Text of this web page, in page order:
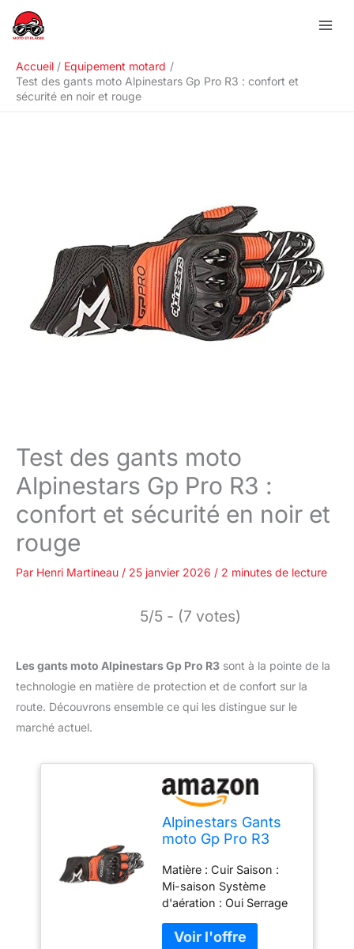
Accueil
Equipement motard
Test des gants moto Alpinestars Gp Pro R3 : confort et
sécurité en noir et rouge
Test des gants moto
Alpinestars Gp Pro R3 :
confort et sécurité en noir et
rouge
Par Henri Martineau / 25 janvier 2026 / 2 minutes de lecture
5/5 - (7 votes)
Les gants moto Alpinestars Gp Pro R3 sont à la pointe de la
technologie en matière de protection et de confort sur la
route. Découvrons ensemble ce qui les distingue sur le
marché actuel.
Alpinestars Gants
moto Gp Pro R3
Fluo, Noir/Rouge, L
Matière : Cuir Saison :
Mi-saison Système
d'aération : Oui Serrage
phalanges : Oui
R
e
h
e